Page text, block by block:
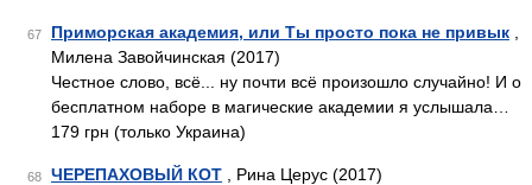
67 Приморская академия, или Ты просто пока не привык
Милена Завойчинская (2017)
Честное слово, всё... ну почти всё произошло случайно! И о
бесплатном наборе в магические академии я услышала…
179 грн (только Украина)
68 ЧЕРЕПАХОВЫЙ КОТ , Рина Церус (2017)